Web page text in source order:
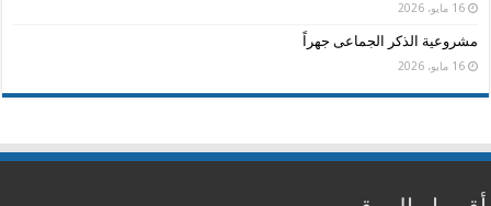
16 مايو، 2026
مشروعية الذكر الجماعى جهراً
16 مايو، 2026